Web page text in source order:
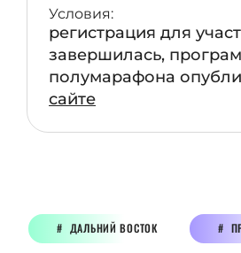
Условия:
регистрация для
завершилась,
полумарафона
сайте
ДАЛЬНИЙ ВОСТОК